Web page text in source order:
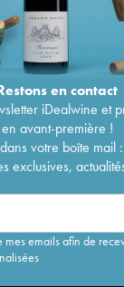
encontact
iDealwine et
en avant-première !
votre boîte mail
exclusives,
mes emails afin de